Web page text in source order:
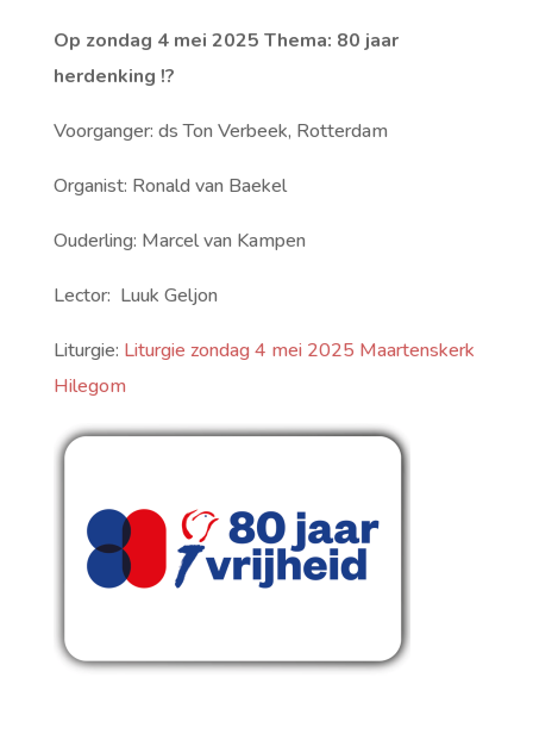
Op zondag 4 mei 2025 Thema: 80 jaar
herdenking !?
Voorganger: ds Ton Verbeek, Rotterdam
Organist: Ronald van Baekel
Ouderling: Marcel van Kampen
Lector: Luuk Geljon
Liturgie: Liturgie zondag 4 mei 2025 Maartenskerk
Hilegom